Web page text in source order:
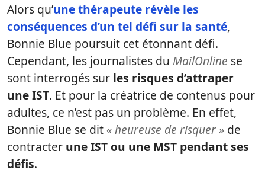
Alors qu’une thérapeute révèle les
conséquences d’un tel défi sur la santé,
Bonnie Blue poursuit cet étonnant défi.
Cependant, les journalistes du MailOnline se
sont interrogés sur les risques d’attraper
une IST. Et pour la créatrice de contenus pour
adultes, ce n’est pas un problème. En effet,
Bonnie Blue se dit « heureuse de risquer » de
contracter une IST ou une MST pendant ses
défis.